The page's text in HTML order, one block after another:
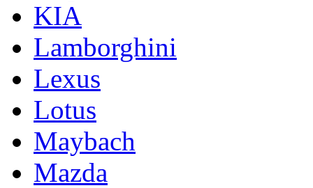
KIA
Lamborghini
Lexus
Lotus
Maybach
Mazda